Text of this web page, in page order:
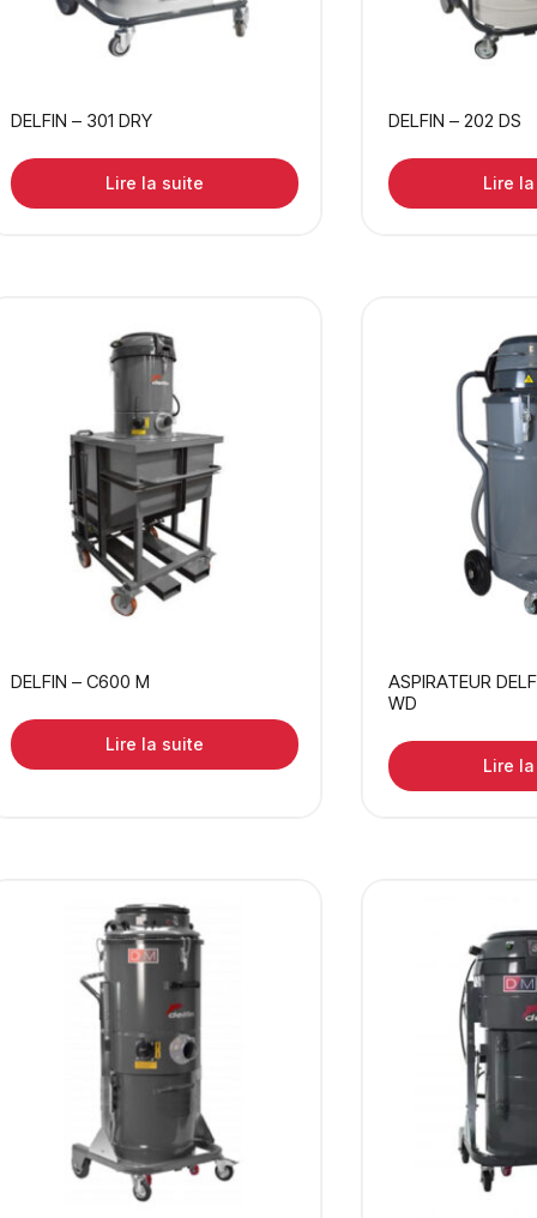
DELFIN – 301 DRY
Lire la suite
DELFIN – 202 DS
Lire
DELFIN – C600 M
Lire la suite
ASPIRATEUR
WD
Lire